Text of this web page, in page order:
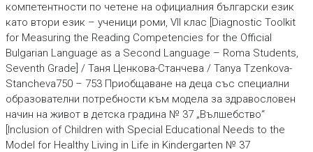
компетентности по четене на официалния български език
като втори език – ученици роми, VII клас [Diagnostic Toolkit
for Measuring the Reading Competencies for the Official
Bulgarian Language as a Second Language – Roma Students,
Seventh Grade] / Таня Ценкова-Станчева / Tanya Tzenkova-
Stancheva750 – 753 Приобщаване на деца със специални
образователни потребности към модела за здравословен
начин на живот в детска градина № 37 „Вълшебство“
[Inclusion of Children with Special Educational Needs to the
Model for Healthy Living in Life in Kindergarten № 37